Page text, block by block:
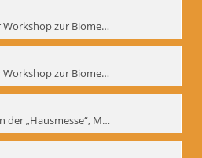
Internationaler Workshop zur Biomechanik, GITIS, Moskau, Januar 1993 (Bd.1) - Interne Signatur: BM-vid-19
Internationaler Workshop zur Biomechanik, GITIS, Moskau, Januar 1993 (Bd.2) - Interne Signatur: BM-vid-20
Aufnahmen von der „Hausmesse“, Mime Centrum Berlin, 1994. Ausstellung und Veranstaltungsreihe anlässlich des 120. Geburtstages von W. E. Meyerhold im Mime Centrum Berlin, Februar 1994 (Bd. 1) - Interne Signatur: BM-vid-21